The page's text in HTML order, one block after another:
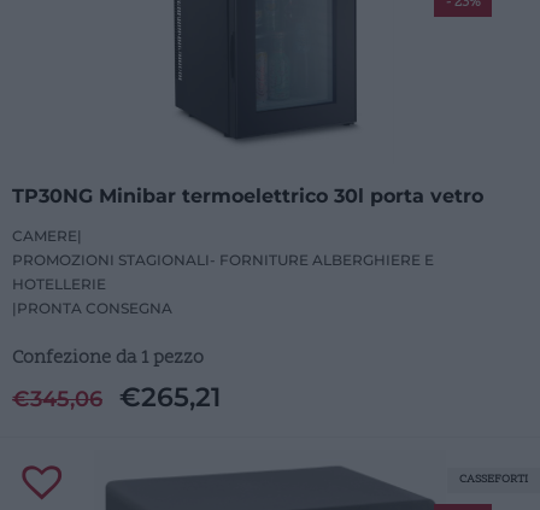
TP30NG Minibar termoelettrico 30l porta vetro
CAMERE|
PROMOZIONI STAGIONALI- FORNITURE ALBERGHIERE E
HOTELLERIE
| PRONTA CONSEGNA
Confezione da 1 pezzo
€345,06 €265,21
CASSEFORTI